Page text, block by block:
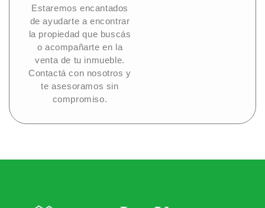
Estaremos encantados
de ayudarte a encontrar
la propiedad que buscás
o acompañarte en la
venta de tu inmueble.
Contactá con nosotros y
te asesoramos sin
compromiso.